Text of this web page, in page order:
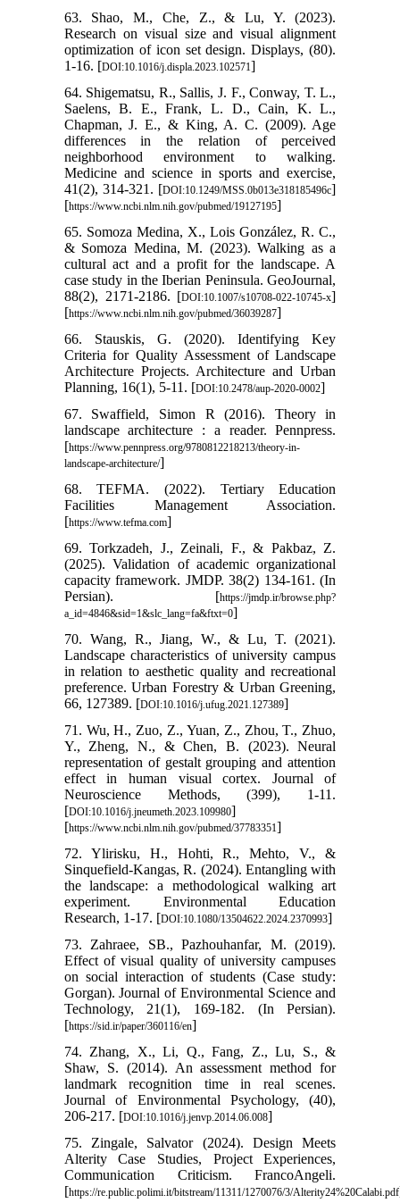
63. Shao, M., Che, Z., & Lu, Y. (2023).
Research on visual size and visual alignment
optimization of icon set design. Displays, (80).
1-16. [DOI:10.1016/j.displa.2023.102571]
64. Shigematsu, R., Sallis, J. F., Conway, T. L.,
Saelens, B. E., Frank, L. D., Cain, K. L.,
Chapman, J. E., & King, A. C. (2009). Age
differences in the relation of perceived
neighborhood environment to walking.
Medicine and science in sports and exercise,
41(2), 314-321. [DOI:10.1249/MSS.0b013e318185496c]
[https://www.ncbi.nlm.nih.gov/pubmed/19127195]
65. Somoza Medina, X., Lois González, R. C.,
& Somoza Medina, M. (2023). Walking as a
cultural act and a profit for the landscape. A
case study in the Iberian Peninsula. GeoJournal,
88(2), 2171-2186. [DOI:10.1007/s10708-022-10745-x]
[https://www.ncbi.nlm.nih.gov/pubmed/36039287]
66. Stauskis, G. (2020). Identifying Key
Criteria for Quality Assessment of Landscape
Architecture Projects. Architecture and Urban
Planning, 16(1), 5-11. [DOI:10.2478/aup-2020-0002]
67. Swaffield, Simon R (2016). Theory in
landscape architecture : a reader. Pennpress.
[https://www.pennpress.org/9780812218213/theory-in-
landscape-architecture/]
68. TEFMA. (2022). Tertiary Education
Facilities Management Association.
[https://www.tefma.com]
69. Torkzadeh, J., Zeinali, F., & Pakbaz, Z.
(2025). Validation of academic organizational
capacity framework. JMDP. 38(2) 134-161. (In
Persian). [https://jmdp.ir/browse.php?
a_id=4846&sid=1&slc_lang=fa&ftxt=0]
70. Wang, R., Jiang, W., & Lu, T. (2021).
Landscape characteristics of university campus
in relation to aesthetic quality and recreational
preference. Urban Forestry & Urban Greening,
66, 127389. [DOI:10.1016/j.ufug.2021.127389]
71. Wu, H., Zuo, Z., Yuan, Z., Zhou, T., Zhuo,
Y., Zheng, N., & Chen, B. (2023). Neural
representation of gestalt grouping and attention
effect in human visual cortex. Journal of
Neuroscience Methods, (399), 1-11.
[DOI:10.1016/j.jneumeth.2023.109980]
[https://www.ncbi.nlm.nih.gov/pubmed/37783351]
72. Ylirisku, H., Hohti, R., Mehto, V., &
Sinquefield-Kangas, R. (2024). Entangling with
the landscape: a methodological walking art
experiment. Environmental Education
Research, 1-17. [DOI:10.1080/13504622.2024.2370993]
73. Zahraee, SB., Pazhouhanfar, M. (2019).
Effect of visual quality of university campuses
on social interaction of students (Case study:
Gorgan). Journal of Environmental Science and
Technology, 21(1), 169-182. (In Persian).
[https://sid.ir/paper/360116/en]
74. Zhang, X., Li, Q., Fang, Z., Lu, S., &
Shaw, S. (2014). An assessment method for
landmark recognition time in real scenes.
Journal of Environmental Psychology, (40),
206-217. [DOI:10.1016/j.jenvp.2014.06.008]
75. Zingale, Salvator (2024). Design Meets
Alterity Case Studies, Project Experiences,
Communication Criticism. FrancoAngeli.
[https://re.public.polimi.it/bitstream/11311/1270076/3/Alterity24%20Calabi.pdf